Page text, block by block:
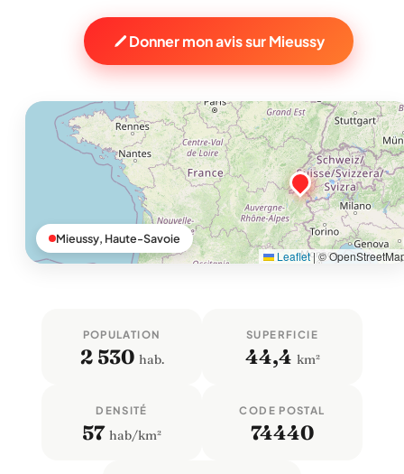
Donner mon avis sur Mieussy
Leaflet|©
Mieussy, Haute-Savoie
POPULATION
2 530 hab.
SUPERFICIE
44,4 km²
DENSITÉ
57 hab/km²
CODE POSTAL
74440